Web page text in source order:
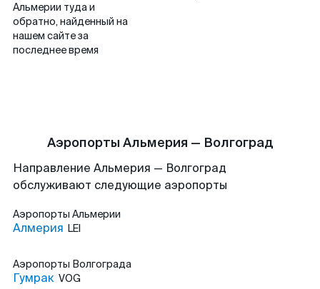
Альмерии туда и
обратно, найденный на
нашем сайте за
последнее время
Аэропорты Альмерия — Волгоград
Направление Альмерия — Волгоград
обслуживают следующие аэропорты
Аэропорты Альмерии
Алмерия LEI
Аэропорты Волгограда
Гумрак VOG